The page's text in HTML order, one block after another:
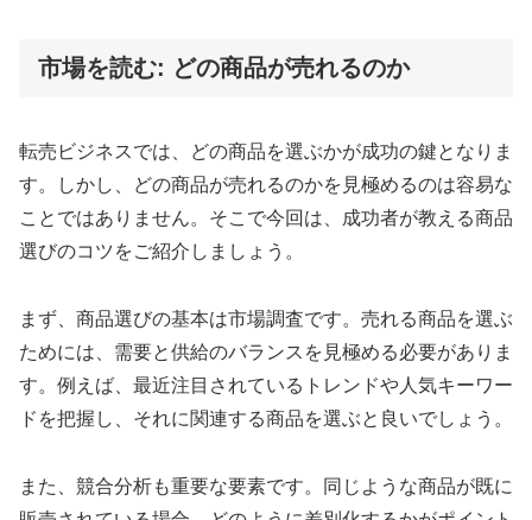
市場を読む: どの商品が売れるのか
転売ビジネスでは、どの商品を選ぶかが成功の鍵となりま
す。しかし、どの商品が売れるのかを見極めるのは容易な
ことではありません。そこで今回は、成功者が教える商品
選びのコツをご紹介しましょう。
まず、商品選びの基本は市場調査です。売れる商品を選ぶ
ためには、需要と供給のバランスを見極める必要がありま
す。例えば、最近注目されているトレンドや人気キーワー
ドを把握し、それに関連する商品を選ぶと良いでしょう。
また、競合分析も重要な要素です。同じような商品が既に